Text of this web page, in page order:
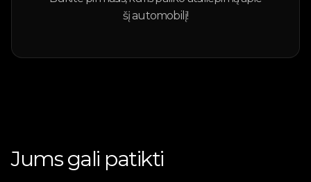
šį automobilį!
Jums gali patikti